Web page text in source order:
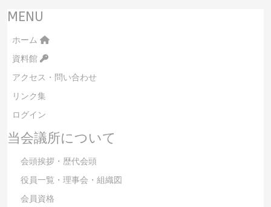
MENU
ホーム
資料館
アクセス・問い合わせ
リンク集
ログイン
当会議所について
会頭挨拶・歴代会頭
役員一覧・理事会・組織図
会員資格